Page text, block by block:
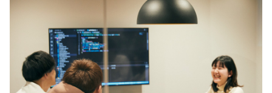
インタビュー
就活成功ガイド
リファレンス
プラン
再チャレンジ結果一覧
note